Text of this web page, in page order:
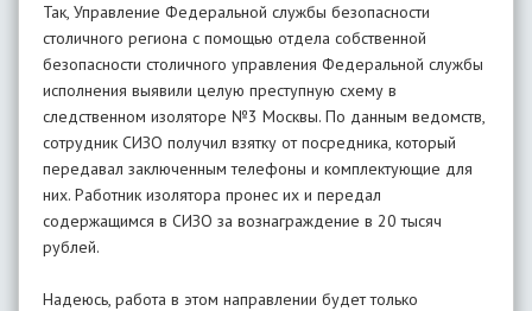
Так, Управление Федеральной службы безопасности
столичного региона с помощью отдела собственной
безопасности столичного управления Федеральной службы
исполнения выявили целую преступную схему в
следственном изоляторе №3 Москвы. По данным ведомств,
сотрудник СИЗО получил взятку от посредника, который
передавал заключенным телефоны и комплектующие для
них. Работник изолятора пронес их и передал
содержащимся в СИЗО за вознаграждение в 20 тысяч
рублей.
Надеюсь, работа в этом направлении будет только